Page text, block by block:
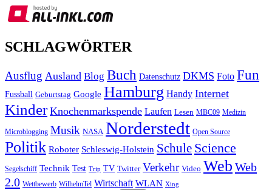
SCHLAGWÖRTER
Ausflug Ausland Blog Buch Datenschutz DKMS Foto Fun
Fussball Geburtstag Google Hamburg Handy Internet
Kinder Knochenmarkspende Laufen Lesen MBC09 Medizin
Microblogging Musik NASA Norderstedt Open Source
Politik Roboter Schleswig-Holstein Schule Science
Segelschiff Technik Test Trip TV Twitter Verkehr Video Web Web
2.0 Wettbewerb WilhelmTel Wirtschaft WLAN Xing